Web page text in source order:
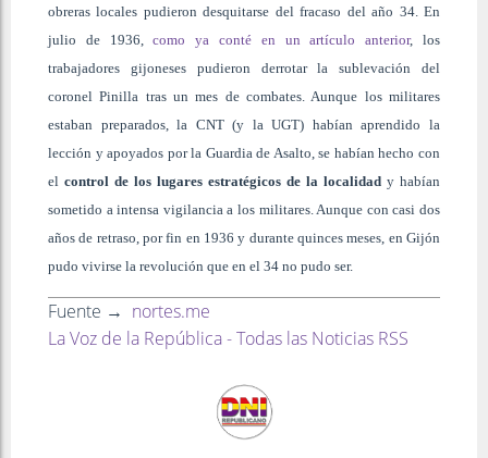
obreras locales pudieron desquitarse del fracaso del año 34. En
julio de 1936,como ya conté en un artículo anterior, los
trabajadores gijoneses pudieron derrotar la sublevación del
coronel Pinilla tras un mes de combates. Aunque los militares
estaban preparados, la CNT (y la UGT) habían aprendido la
lección y apoyados por la Guardia de Asalto, se habían hecho con
el control de los lugares estratégicos de la localidad y habían
sometido a intensa vigilancia a los militares. Aunque con casi dos
años de retraso, por fin en 1936 y durante quinces meses, en Gijón
pudo vivirse la revolución que en el 34 no pudo ser.
Fuente → nortes.me
La Voz de la República - Todas las Noticias RSS